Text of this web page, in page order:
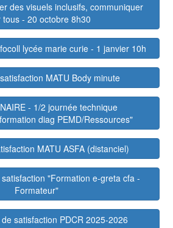
des visuels inclusifs, communiquer
tous - 20 octobre 8h30
lycée marie curie - 1 janvier 10h
MATU Body minute
- 1/2 journée technique
diag PEMD/Ressources"
MATU ASFA (distanciel)
"Formation e-greta cfa -
Formateur"
satisfaction PDCR 2025-2026